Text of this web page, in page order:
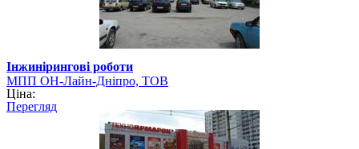
Інжинірингові роботи
МПП ОН-Лайн-Дніпро, ТОВ
Ціна:
Перегляд